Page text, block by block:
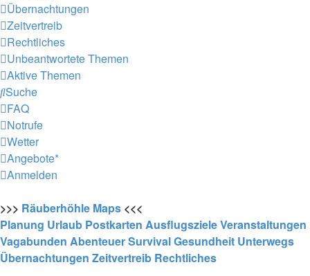
Übernachtungen
Zeitvertreib
Rechtliches
Unbeantwortete Themen
Aktive Themen
Suche
FAQ
Notrufe
Wetter
Angebote*
Anmelden
>>> Räuberhöhle Maps <<<
Planung Urlaub Postkarten AusflugszieleVeranstaltungen
Vagabunden AbenteuerSurvivalGesundheit Unterwegs
Übernachtungen Zeitvertreib Rechtliches